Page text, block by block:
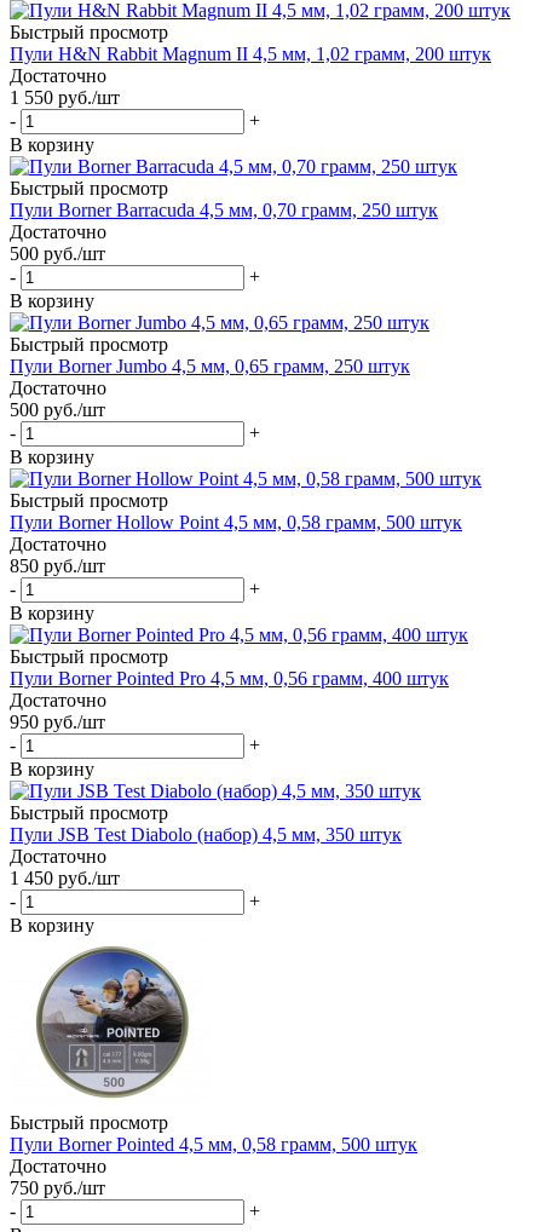
Быстрый просмотр
Пули H&N Rabbit Magnum II 4,5 мм, 1,02 грамм, 200 штук
Достаточно
1 550 руб./шт
-
+
В корзину
Быстрый просмотр
Пули Borner Barracuda 4,5 мм, 0,70 грамм, 250 штук
Достаточно
500 руб./шт
-
+
В корзину
Быстрый просмотр
Пули Borner Jumbo 4,5 мм, 0,65 грамм, 250 штук
Достаточно
500 руб./шт
-
+
В корзину
Быстрый просмотр
Пули Borner Hollow Point 4,5 мм, 0,58 грамм, 500 штук
Достаточно
850 руб./шт
-
+
В корзину
Быстрый просмотр
Пули Borner Pointed Pro 4,5 мм, 0,56 грамм, 400 штук
Достаточно
950 руб./шт
-
+
В корзину
Быстрый просмотр
Пули JSB Test Diabolo (набор) 4,5 мм, 350 штук
Достаточно
1 450 руб./шт
-
+
В корзину
Быстрый просмотр
Пули Borner Pointed 4,5 мм, 0,58 грамм, 500 штук
Достаточно
750 руб./шт
-
+